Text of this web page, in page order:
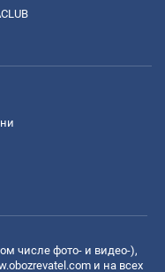
числе фото- и видео-),
и на всех